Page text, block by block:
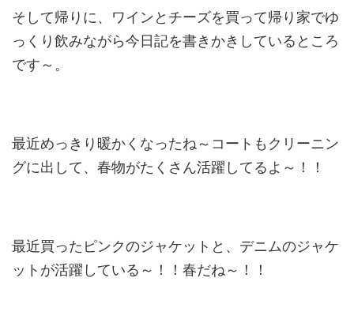
そして帰りに、ワインとチーズを買って帰り家でゆ
っくり飲みながら今日記を書きかきしているところ
です～。
最近めっきり暖かくなったね～コートもクリーニン
グに出して、春物がたくさん活躍してるよ～！！
最近買ったピンクのジャケットと、デニムのジャケ
ットが活躍している～！！春だね～！！